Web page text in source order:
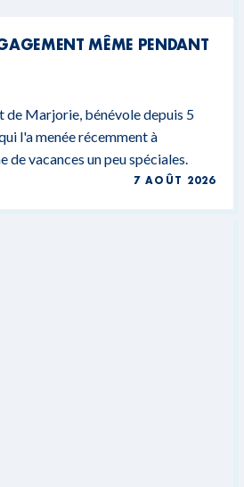
MÊME PENDANT
Marjorie, bénévole depuis 5
l'a menée récemment à
de vacances un peu spéciales.
7 AOÛT 2026